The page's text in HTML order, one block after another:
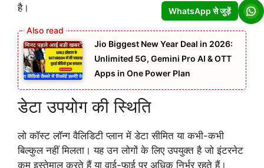
है।
Jio Biggest New Year Deal in 2026:
Unlimited 5G, Gemini Pro AI & OTT
Apps in One Power Plan
डेटा उपयोग की स्थिति
लो कॉस्ट लॉन्ग वैलिडिटी प्लान में डेटा सीमित या कभी-कभी
बिल्कुल नहीं मिलता। यह उन लोगों के लिए उपयुक्त है जो इंटरनेट
कम इस्तेमाल करते हैं या वाई-फाई पर अधिक निर्भर रहते हैं।
WhatsApp से जुड़ें